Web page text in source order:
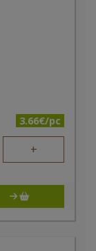
3.66€/pc
+